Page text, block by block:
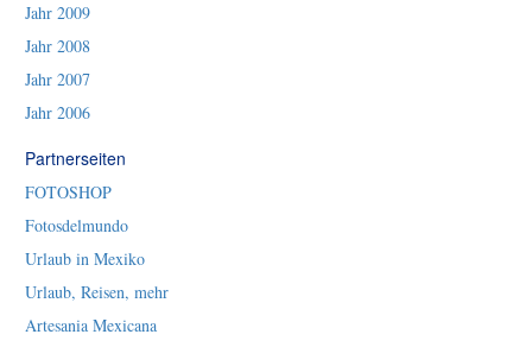
Jahr 2009
Jahr 2008
Jahr 2007
Jahr 2006
Partnerseiten
FOTOSHOP
Fotosdelmundo
Urlaub in Mexiko
Urlaub, Reisen, mehr
Artesania Mexicana